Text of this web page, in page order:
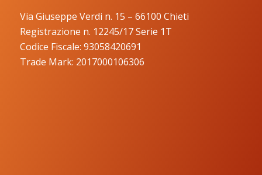
Via Giuseppe Verdi n. 15 – 66100 Chieti
Registrazione n. 12245/17 Serie 1T
Codice Fiscale: 93058420691
Trade Mark: 2017000106306